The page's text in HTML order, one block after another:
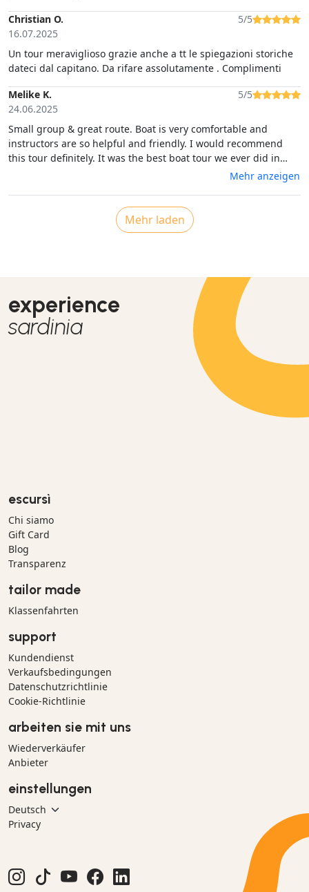
Christian O.
16.07.2025
5/5
Un tour meraviglioso grazie anche a tt le spiegazioni storiche
dateci dal capitano. Da rifare assolutamente . Complimenti
Melike K.
24.06.2025
5/5
Small group & great route. Boat is very comfortable and
instructors are so helpful and friendly. I would recommend
this tour definitely. It was the best boat tour we ever did in
Mehr anzeigen
Mehr laden
experience
sardinia
escursì
Chi siamo
Gift Card
Blog
Transparenz
tailor made
Klassenfahrten
support
Kundendienst
Verkaufsbedingungen
Datenschutzrichtlinie
Cookie-Richtlinie
arbeiten sie mit uns
Wiederverkäufer
Anbieter
einstellungen
Privacy